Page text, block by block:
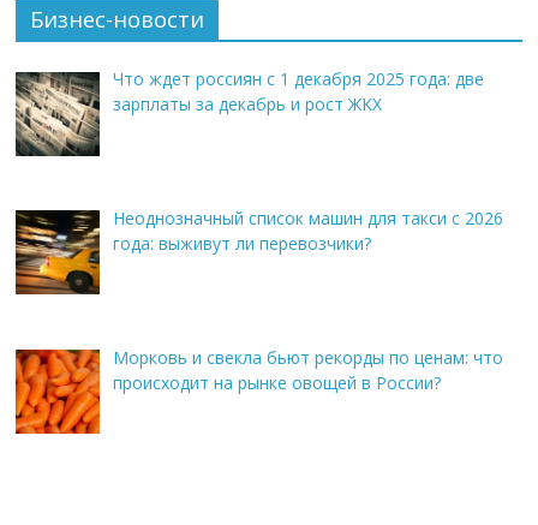
Бизнес-новости
Что ждет россиян с 1 декабря 2025 года: две
зарплаты за декабрь и рост ЖКХ
Неоднозначный список машин для такси с 2026
года: выживут ли перевозчики?
Морковь и свекла бьют рекорды по ценам: что
происходит на рынке овощей в России?